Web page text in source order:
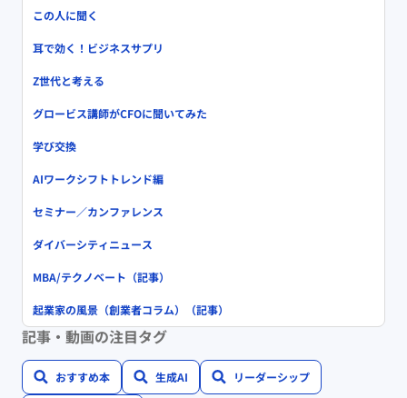
この人に聞く
耳で効く！ビジネスサプリ
Z世代と考える
グロービス講師がCFOに聞いてみた
学び交換
AIワークシフトトレンド編
セミナー／カンファレンス
ダイバーシティニュース
MBA/テクノベート（記事）
起業家の風景（創業者コラム）（記事）
記事・動画の注目タグ
おすすめ本 生成AI リーダーシップ